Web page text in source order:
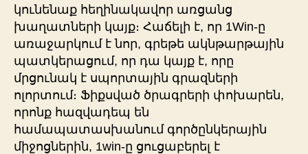
կունենաք հեղինակավոր առցանց
խաղատների կայք։ Հաճելի է, որ 1Win-ը
առաջարկում է նոր, գրեթե ակնթարթային
պատկերացում, որ դա կայք է, որը
մրցունակ է սպորտային գրազների
ոլորտում։ Ֆիքսված ծրագրերի փոխարեն,
որոնք հազվադեպ են
համապատասխանում գործընկերային
միջոցներին, 1win-ը ցուցաբերել է